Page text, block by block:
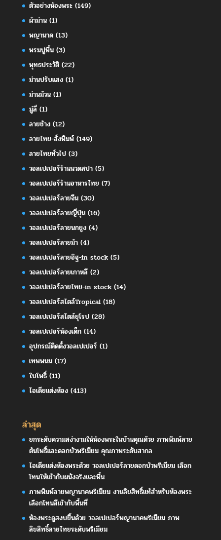
ตัวอย่างห้องพระ(149)
ผ้าม่าน(1)
พญานาค(13)
พรมปูพื้น(3)
พุทธประวัติ(22)
ม่านปรับแสง(1)
ม่านม้วน(1)
มู่ลี่(1)
ลายช้าง(12)
ลายไทย-สั่งพิมพ์(149)
ลายไทยทั่วไป(3)
วอลเปเปอร์ร้านนวดสปา(5)
วอลเปเปอร์ร้านอาหารไทย (7)
วอลเปเปอร์ลายจีน(30)
วอลเปเปอร์ลายญี่ปุ่น(16)
วอลเปเปอร์ลายนกยูง(4)
วอลเปเปอร์ลายม้า(4)
วอลเปเปอร์ลายอิฐ-in stock(5)
วอลเปเปอร์ลายเกาหลี(2)
วอลเปเปอร์ลายไทย-in stock(14)
วอลเปเปอร์สไตล์Tropical(18)
วอลเปเปอร์สไตล์ยุโรป(28)
วอลเปเปอร์ห้องเด็ก(14)
อุปกรณ์ติดตั้งวอลเปเปอร์ (1)
เทพพนม(17)
ใบโพธิ์(11)
ไอเดียแต่งห้อง(413)
ล่าสุด
ยกระดับความสง่างามให้ห้องพระในบ้านคุณด้วย ภาพพิมพ์ลาย
ต้นโพธิ์และดอกบัวพรีเมียม คุณภาพระดับสากล
ไอเดียแต่งห้องพระด้วย วอลเปเปอร์ลายดอกบัวพรีเมียม เลือก
โทนให้เข้ากับผนังจริงและพื้น
ภาพพิมพ์ลายพญานาคพรีเมียม งานลิขสิทธิ์แท้สำหรับห้องพระ
เลือกโทนสีเข้ากับพื้นที่
ห้องพระดูสงบขึ้นด้วย วอลเปเปอร์พญานาคพรีเมียม ภาพ
ลิขสิทธิ์ลายไทยระดับพรีเมียม